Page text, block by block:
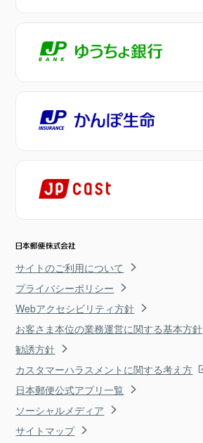
サイトのご利用について
プライバシーポリシー
Webアクセシビリティ方針
お客さま本位の業務運営に関する基本方針
勧誘方針
カスタマーハラスメントに関する考え方
日本郵便公式アプリ一覧
ソーシャルメディア
サイトマップ